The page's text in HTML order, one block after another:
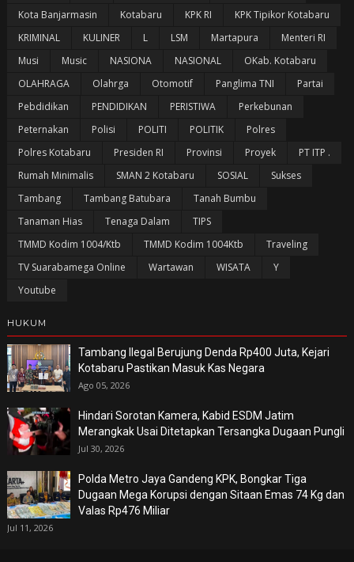
Kota Banjarmasin
Kotabaru KPK RI
KPK Tipikor Kotabaru
KRIMINAL
KULINER L LSM Martapura
Menteri RI
Musi
Music NASIONA NASIONAL
OKab. Kotabaru
OLAHRAGA
Olahrga Otomotif Panglima TNI
Partai
Pebdidikan
PENDIDIKAN PERISTIWA
Perkebunan
Peternakan
Polisi POLITI POLITIK
Polres
Polres Kotabaru
Presiden RI Provinsi Proyek
PT ITP .
Rumah Minimalis
SMAN 2 Kotabaru SOSIAL
Sukses
Tambang
Tambang Batubara
Tanah Bumbu
Tanaman Hias
Tenaga Dalam
TIPS
TMMD Kodim 1004/Ktb
TMMD Kodim 1004Ktb
Traveling
TV Suarabamega Online
Wartawan WISATA
Y
Youtube
HUKUM
Tambang Ilegal Berujung Denda Rp400 Juta, Kejari
Kotabaru Pastikan Masuk Kas Negara
Ago 05, 2026
Hindari Sorotan Kamera, Kabid ESDM Jatim
Merangkak Usai Ditetapkan Tersangka Dugaan Pungli
Jul 30, 2026
Polda Metro Jaya Gandeng KPK, Bongkar Tiga
Dugaan Mega Korupsi dengan Sitaan Emas 74 Kg dan
Valas Rp476 Miliar
Jul 11, 2026